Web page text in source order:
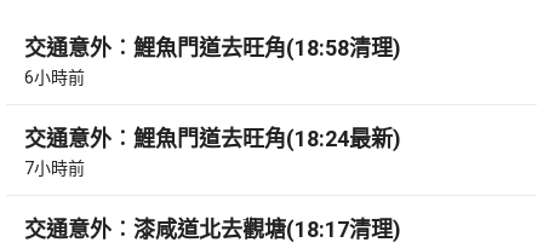
交通意外︰鯉魚門道去旺角(18:58清理)
6小時前
交通意外︰鯉魚門道去旺角(18:24最新)
7小時前
交通意外︰漆咸道北去觀塘(18:17清理)